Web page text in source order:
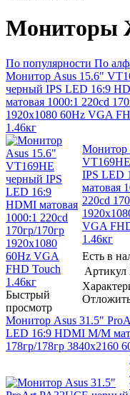
По популярности По
Монитор Asus 15.6"
черный IPS LED 16:9
матовая 1000:1 220cd
1920x1080 60Hz VGA
1.46кг
Быстрый
просмотр
Монитор
IPS LED
матовая
220cd
VGA
1.46кг
Есть в
Артикул
Монитор Asus 31.5"
LED 16:9 HDMI M/M
178гр/178гр 3840x2160